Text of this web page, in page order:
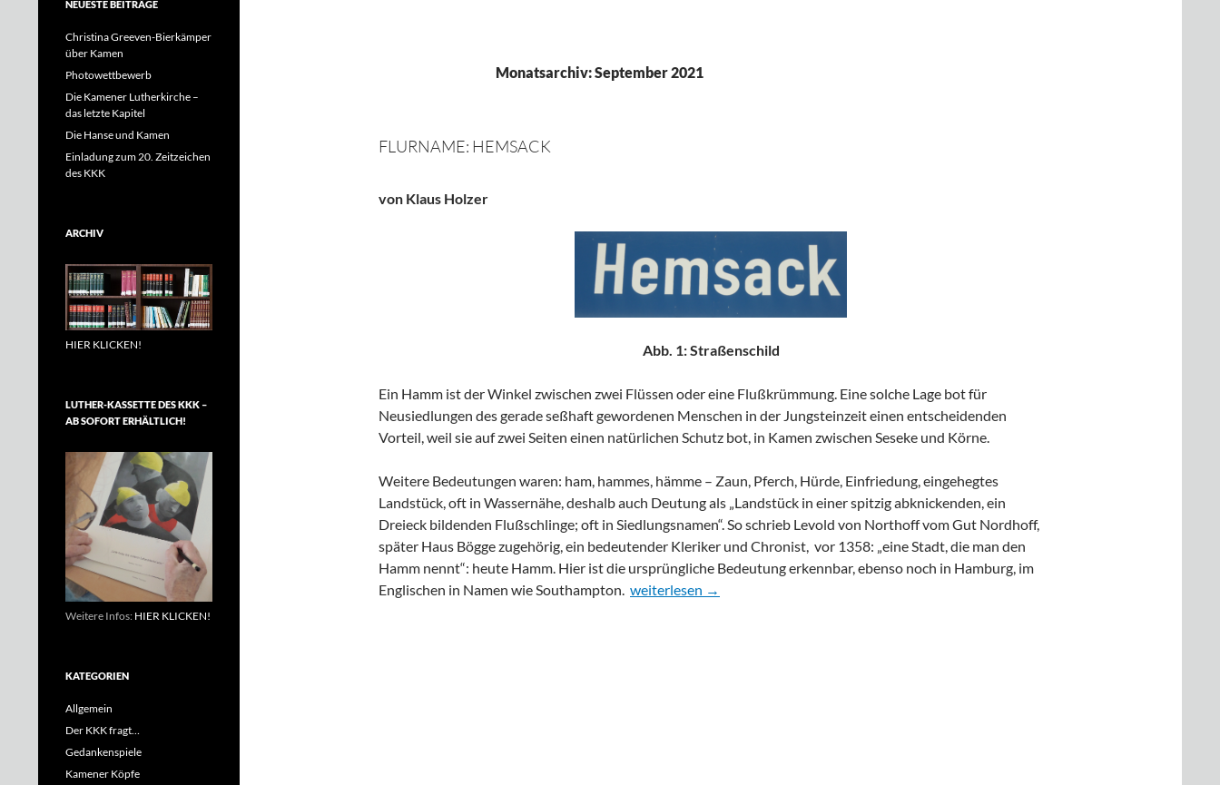
Monatsarchiv: September 2021
FLURNAME: HEMSACK
von Klaus Holzer
Abb. 1: Straßenschild
Ein Hamm ist der Winkel zwischen zwei Flüssen oder eine Flußkrümmung. Eine solche Lage bot für
Neusiedlungen des gerade seßhaft gewordenen Menschen in der Jungsteinzeit einen entscheidenden
Vorteil, weil sie auf zwei Seiten einen natürlichen Schutz bot, in Kamen zwischen Seseke und Körne.
Weitere Bedeutungen waren: ham, hammes, hämme – Zaun, Pferch, Hürde, Einfriedung, eingehegtes
Landstück, oft in Wassernähe, deshalb auch Deutung als „Landstück in einer spitzig abknickenden, ein
Dreieck bildenden Flußschlinge; oft in Siedlungsnamen“. So schrieb Levold von Northoff vom Gut Nordhoff,
später Haus Bögge zugehörig, ein bedeutender Kleriker und Chronist, vor 1358: „eine Stadt, die man den
Hamm nennt“: heute Hamm. Hier ist die ursprüngliche Bedeutung erkennbar, ebenso noch in Hamburg, im
Englischen in Namen wie Southampton. Flurname: Hemsack
weiterlesen →
NEUESTE BEITRÄGE
Christina Greeven-Bierkämper
über Kamen
Photowettbewerb
Die Kamener Lutherkirche –
das letzte Kapitel
Die Hanse und Kamen
Einladung zum 20. Zeitzeichen
des KKK
ARCHIV
HIER KLICKEN!
LUTHER-KASSETTE DES KKK –
AB SOFORT ERHÄLTLICH!
Weitere Infos: HIER KLICKEN!
KATEGORIEN
Allgemein
Der KKK fragt…
Gedankenspiele
Kamener Köpfe